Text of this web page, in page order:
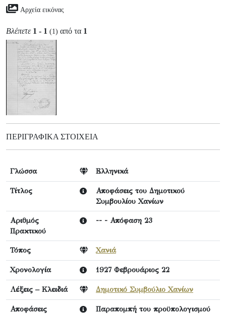
Αρχεία εικόνας
Βλέπετε 1 - 1 (1) από τα 1
ΠΕΡΙΓΡΑΦΙΚΆ ΣΤΟΙΧΕΊΑ
Γλώσσα Ελληνικά
Τίτλος
Αποφάσεις του Δημοτικού
Συμβουλίου Χανίων
Αριθμός
Πρακτικού
-- - Απόφαση 23
Τόπος Χανιά
Χρονολογία 1927 Φεβρουάριος 22
Λέξεις – Κλειδιά Δημοτικό Συμβούλιο Χανίων
Αποφάσεις
Παραπομπή του προϋπολογισμού